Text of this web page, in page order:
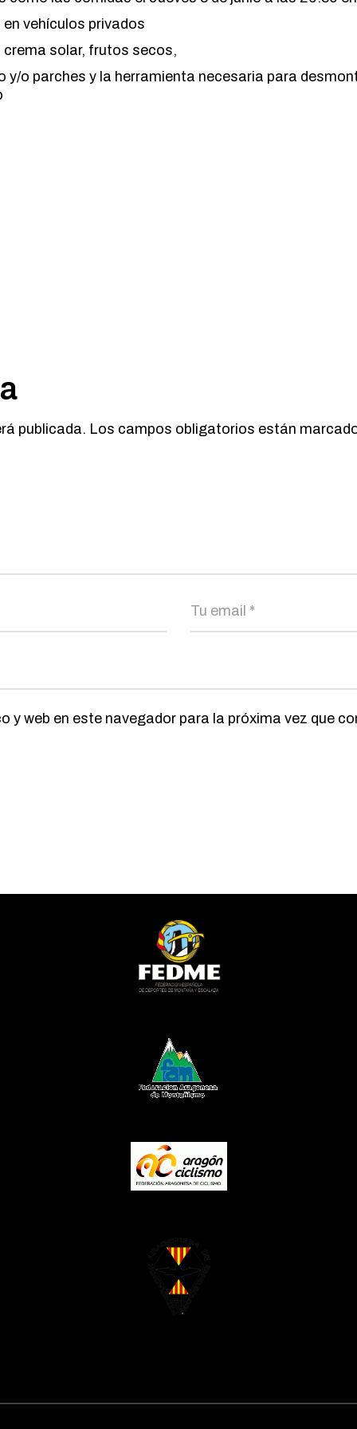
vehículos privados
crema solar, frutos secos,
y/o parches y la herramienta necesaria para
publicada. Los campos obligatorios están
y web en este navegador para la próxima vez que